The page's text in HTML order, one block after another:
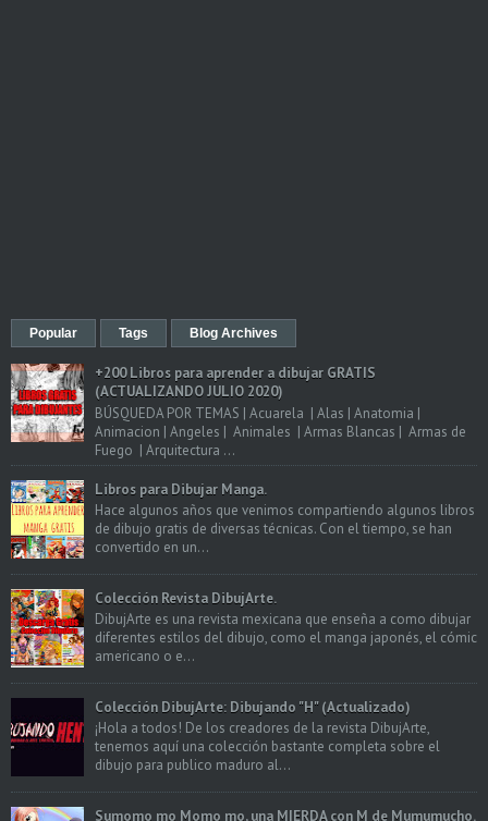
Popular Tags Blog Archives
+200 Libros para aprender a dibujar GRATIS
(ACTUALIZANDO JULIO 2020)
BÚSQUEDA POR TEMAS | Acuarela | Alas | Anatomia |
Animacion | Angeles | Animales | Armas Blancas | Armas de
Fuego | Arquitectura ...
Libros para Dibujar Manga.
Hace algunos años que venimos compartiendo algunos libros
de dibujo gratis de diversas técnicas. Con el tiempo, se han
convertido en un...
Colección Revista DibujArte.
DibujArte es una revista mexicana que enseña a como dibujar
diferentes estilos del dibujo, como el manga japonés, el cómic
americano o e...
Colección DibujArte: Dibujando "H" (Actualizado)
¡Hola a todos! De los creadores de la revista DibujArte,
tenemos aquí una colección bastante completa sobre el
dibujo para publico maduro al...
Sumomo mo Momo mo, una MIERDA con M de Mumumucho.